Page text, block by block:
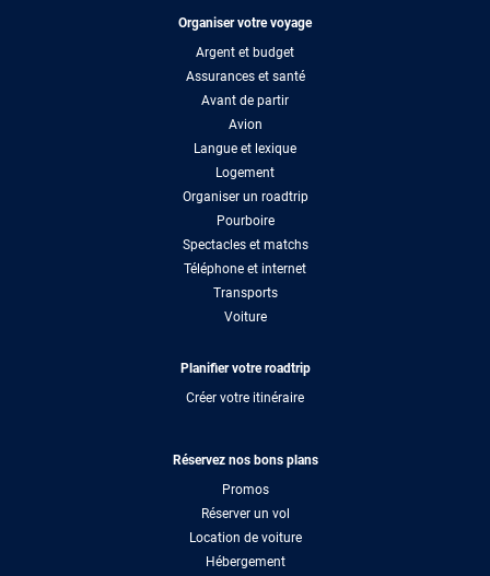
Organiser votre voyage
Argent et budget
Assurances et santé
Avant de partir
Avion
Langue et lexique
Logement
Organiser un roadtrip
Pourboire
Spectacles et matchs
Téléphone et internet
Transports
Voiture
Planifier votre roadtrip
Créer votre itinéraire
Réservez nos bons plans
Promos
Réserver un vol
Location de voiture
Hébergement